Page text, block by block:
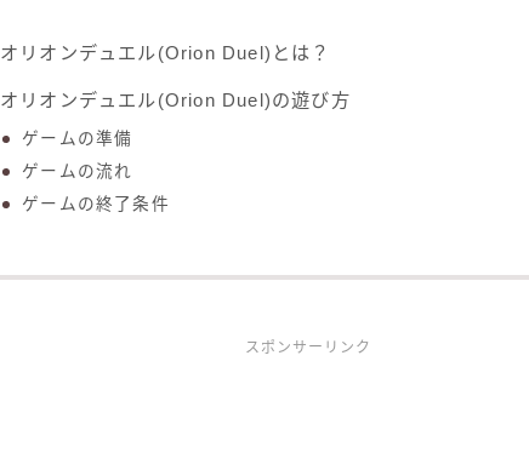
オリオンデュエル(Orion Duel)とは？
オリオンデュエル(Orion Duel)の遊び方
ゲームの準備
ゲームの流れ
ゲームの終了条件
スポンサーリンク